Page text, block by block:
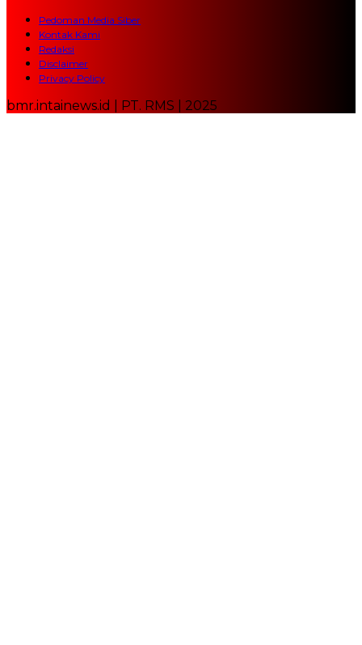
Pedoman Media Siber
Kontak Kami
Redaksi
Disclaimer
Privacy Policy
bmr.intainews.id | PT. RMS | 2025